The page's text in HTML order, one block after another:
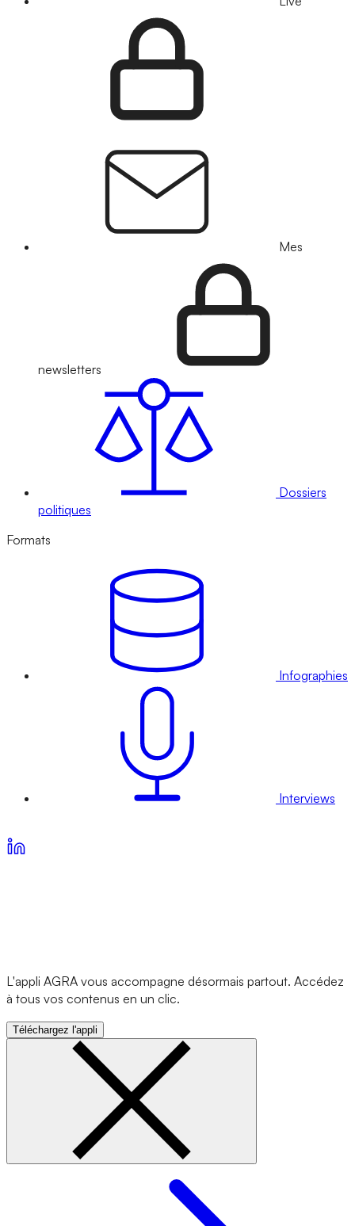
Mes
newsletters
Dossiers
politiques
Formats
Infographies
Interviews
L'appli AGRA vous accompagne désormais partout. Accédez
à tous vos contenus en un clic.
Téléchargez l'appli